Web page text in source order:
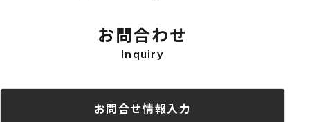
お問合わせ
Inquiry
お問合せ情報入力